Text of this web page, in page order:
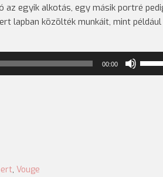
az egyik alkotás, egy másik portré
lapban közölték munkáit, mint például
00:00
, Vouge